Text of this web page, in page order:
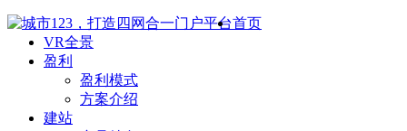
首页
VR全景
盈利
盈利模式
方案介绍
建站